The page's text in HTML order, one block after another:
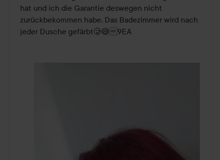
hat und ich die Garantie deswegen nicht
zurückbekommen habe. Das Badezimmer wird nach
jeder Dusche gefärbt🥲😅9EA